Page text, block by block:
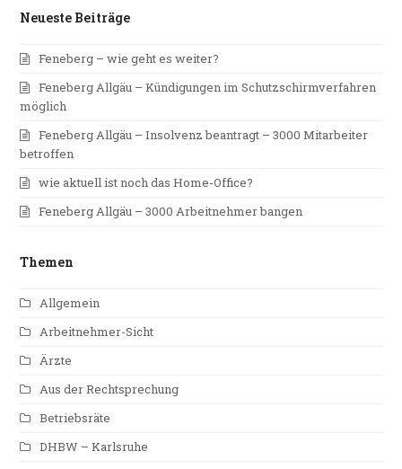
Neueste Beiträge
Feneberg – wie geht es weiter?
Feneberg Allgäu – Kündigungen im Schutzschirmverfahren
möglich
Feneberg Allgäu – Insolvenz beantragt – 3000 Mitarbeiter
betroffen
wie aktuell ist noch das Home-Office?
Feneberg Allgäu – 3000 Arbeitnehmer bangen
Themen
Allgemein
Arbeitnehmer-Sicht
Ärzte
Aus der Rechtsprechung
Betriebsräte
DHBW – Karlsruhe